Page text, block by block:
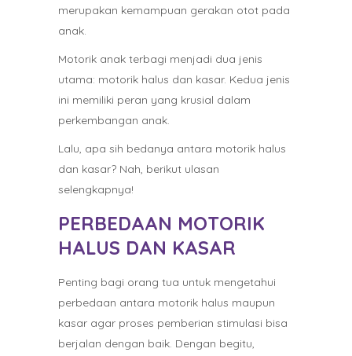
merupakan kemampuan gerakan otot pada
anak.
Motorik anak terbagi menjadi dua jenis
utama: motorik halus dan kasar. Kedua jenis
ini memiliki peran yang krusial dalam
perkembangan anak.
Lalu, apa sih bedanya antara motorik halus
dan kasar? Nah, berikut ulasan
selengkapnya!
PERBEDAAN MOTORIK
HALUS DAN KASAR
Penting bagi orang tua untuk mengetahui
perbedaan antara motorik halus maupun
kasar agar proses pemberian stimulasi bisa
berjalan dengan baik. Dengan begitu,